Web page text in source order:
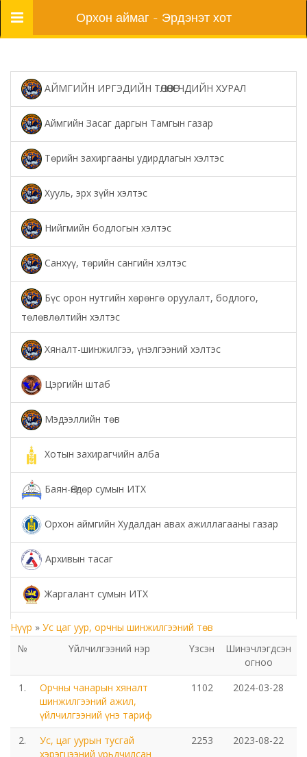
Цэс Орхон аймаг - Эрдэнэт хот
АЙМГИЙН ИРГЭДИЙН ТӨЛӨӨЛӨГЧДИЙН ХУРАЛ
Аймгийн Засаг даргын Тамгын газар
Төрийн захиргааны удирдлагын хэлтэс
Хууль, эрх зүйн хэлтэс
Нийгмийн бодлогын хэлтэс
Санхүү, төрийн сангийн хэлтэс
Бүс орон нутгийн хөрөнгө оруулалт, бодлого,
төлөвлөлтийн хэлтэс
Хяналт-шинжилгээ, үнэлгээний хэлтэс
Цэргийн штаб
Мэдээллийн төв
Хотын захирагчийн алба
Баян-Өндөр сумын ИТХ
Орхон аймгийн Худалдан авах ажиллагааны газар
Архивын тасаг
Жаргалант сумын ИТХ
Төрийн аудитын газар
Орхон аймаг дахь Сум дундын иргэний хэргийн
анхан шатны шүүх
Орхон аймаг дахь Шүүхийн тамгын газар
Нүүр » Ус цаг уур, орчны шинжилгээний төв
№
Үйлчилгээний нэр Үзсэн
Шинэчлэгдсэн
огноо
1.
Орчны чанарын хяналт
шинжилгээний ажил,
үйлчилгээний үнэ тариф
1102 2024-03-28
2.
Ус, цаг уурын тусгай
хэрэгцээний урьдчилсан
2253 2023-08-22